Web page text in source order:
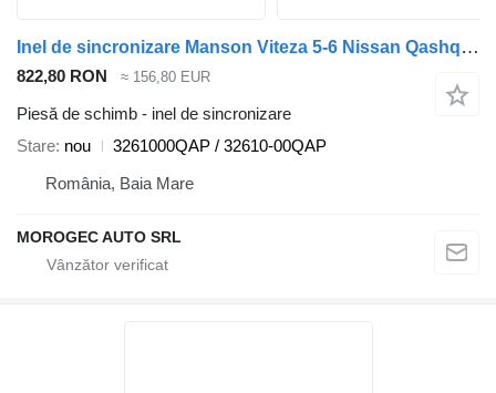
Inel de sincronizare Manson Viteza 5-6 Nissan Qashqai 3261000QAP pentru automobil Nissan Qashqai
822,80 RON ≈ 156,80 EUR
Piesă de schimb - inel de sincronizare
Stare nou
3261000QAP / 32610-00QAP
România, Baia Mare
MOROGEC AUTO SRL